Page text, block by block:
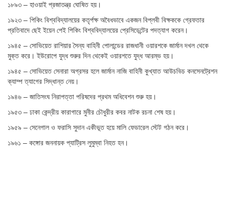
১৮৯৩ – হাওয়াই প্রজাতন্ত্র ঘোষিত হয়।
১৯২৩ – পিকিং বিশ্ববিদ্যালয়ের কতৃর্পক্ষ অবৈধভাবে একজন বিপ্লবী বিক্ষককে গ্রেফতার
প্রতিবাদে ছেই ইয়েন পেই পিকিং বিশ্ববিদ্যালয়ের প্রেসিডেন্টের পদত্যাগ করেন।
১৯৪৫ – সোভিয়েত রাশিয়ার সৈন্য বাহিনী পোলান্ডের রাজধানী ওয়ারশকে জার্মান দখল থেকে
মুক্ত করে। ইউরোপে যুদ্ধ শুরুর দিন থেকেই ওয়ারশতে যুদ্ধ আরম্ভ হয়।
১৯৪৫ – সোভিয়েত সেনারা অগ্রসর হলে জার্মান নাজি বাহিনী কুখ্যাত আউচভিচ কনসেনট্রেশন
ক্যাম্প ত্যাগের সিদ্ধান্ত নেয়।
১৯৪৬ – জাতিসংঘ নিরাপত্তা পরিষদের প্রথম অধিবেশন শুরু হয়।
১৯৫৩ – ঢাকা কেন্দ্রীয় কারাগারে মুনীর চৌধুরীর কবর নাটক রচনা শেষ হয়।
১৯৫৯ – সেনেগাল ও ফরাসি সুদান একীভূত হয়ে মালি ফেডারেল স্টেট গঠন করে।
১৯৬১ – কঙ্গোর জননায়ক প্যাট্রিস লুমুম্বা নিহত হন।